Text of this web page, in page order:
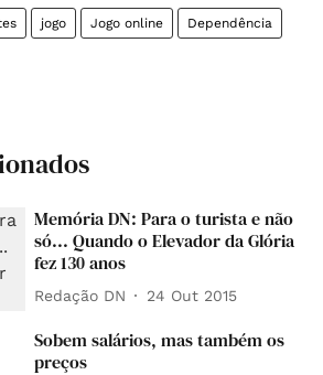
jogo Jogo online Dependência
Memória DN: Para o turista e não
só... Quando o Elevador da Glória
fez 130 anos
Redação DN 24 Out 2015
Sobem salários, mas também os
preços